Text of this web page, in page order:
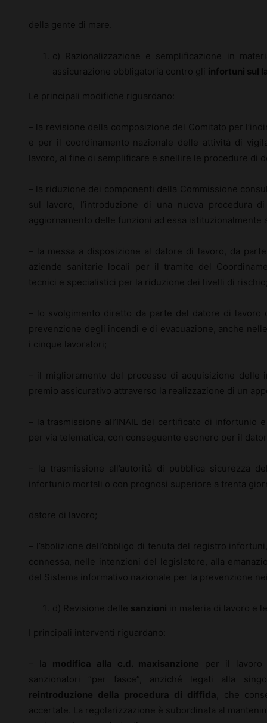
della gente di mare.
c) Razionalizzazione e semplificazione in
assicurazione obbligatoria contro gli infortuni sul
Le principali modifiche riguardano:
– la revisione della composizione del Comitato per
e per il coordinamento nazionale delle attività di
lavoro, al fine di semplificare e snellire le procedure di
– la riduzione dei componenti della Commissione
sul lavoro, l’introduzione di una nuova procedura
aggiornamento delle funzioni ad essa istituzionalmente
– la messa a disposizione al datore di lavoro, da
aziende sanitarie locali per il tramite del
tecnici e specialistici per la riduzione dei livelli di
– lo svolgimento diretto da parte del datore di
prevenzione degli incendi e di evacuazione, anche
i cinque lavoratori;
– il miglioramento del processo di acquisizione delle
premio assicurativo attraverso la realizzazione di un
– la trasmissione all’INAIL del certificato di infortunio
per via telematica, con conseguente esonero per il
– la trasmissione all’autorità di pubblica sicurezza
infortunio mortali o con prognosi superiore a trenta
datore di lavoro;
– l’abolizione dell’obbligo di tenuta del registro
connessa, nelle intenzioni del legislatore, alla
del Sistema informativo nazionale per la prevenzione
d) Revisione delle sanzioni in materia di lavoro e
I principali interventi riguardano:
– la modifica alla c.d. maxisanzione per il lavoro
sanzionatori “per fasce”, anziché legati alla
reintroduzione della procedura di diffida , che
accertate. La regolarizzazione è subordinata al